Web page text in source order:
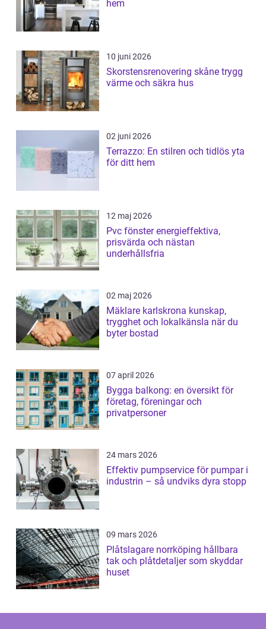
hem
10 juni 2026
Skorstensrenovering skåne trygg
värme och säkra hus
02 juni 2026
Terrazzo: En stilren och tidlös yta
för ditt hem
12 maj 2026
Pvc fönster energieffektiva,
prisvärda och nästan
underhållsfria
02 maj 2026
Mäklare karlskrona kunskap,
trygghet och lokalkänsla när du
byter bostad
07 april 2026
Bygga balkong: en översikt för
företag, föreningar och
privatpersoner
24 mars 2026
Effektiv pumpservice för pumpar i
industrin – så undviks dyra stopp
09 mars 2026
Plåtslagare norrköping hållbara
tak och plåtdetaljer som skyddar
huset